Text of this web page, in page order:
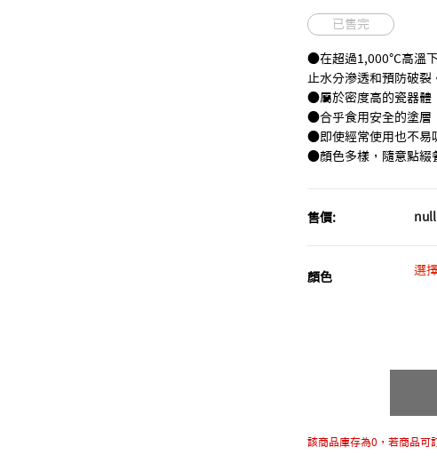
已售完
●在超過1,000℃高溫下
止水分滲透和預防破裂
●屬於密度高的瓷器體
●合乎食用安全的塗層
●即使經常使用也不易
●顏色多樣，隨意點綴
售價: null
顏色
選
該商品庫存為0，若商品可